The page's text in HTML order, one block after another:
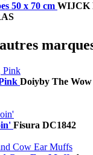
50 x 70 cm WIJCK
Doiyby The
Fisura DC1842